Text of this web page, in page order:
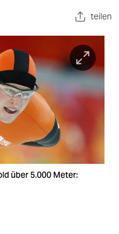
teilen
über 5.000 Meter: